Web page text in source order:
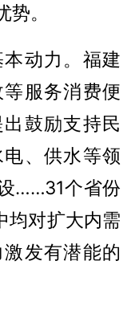
。
动力。福建
服务消费便
鼓励支持民
、供水等领
……31个省份
均对扩大内需
发有潜能的